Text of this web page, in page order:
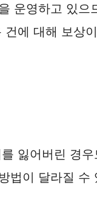
운영하고 있
에 대해 보상
잃어버린 경
이 달라질